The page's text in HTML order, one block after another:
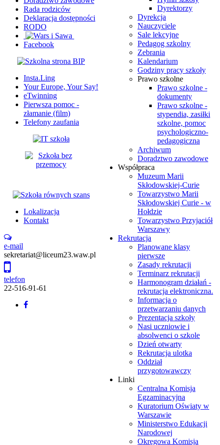
Dyrektorzy
Dyrekcja
Nauczyciele
Sale lekcyjne
Pedagog szkolny
Zebrania
Kalendarium
Godziny pracy szkoły
Prawo szkolne
Prawo szkolne -
dokumenty
Prawo szkolne -
stypendia, zasiłki
szkolne, pomoc
psychologiczno-
pedagogiczna
Archiwum
Doradztwo zawodowe
Współpraca
Muzeum Marii
Skłodowskiej-Curie
Towarzystwo Marii
Skłodowskiej Curie - w
Hołdzie
Towarzystwo Przyjaciół
Warszawy
Rekrutacja
Planowane klasy
pierwsze
Zasady rekrutacji
Terminarz rekrutacji
Harmonogram działań -
rekrutacja elektroniczna.
Informacja o
przetwarzaniu danych
Prezentacja szkoły
Nasi uczniowie i
absolwenci o szkole
Dzień otwarty
Rekrutacja ulotka
Oddział
przygotowawczy
Linki
Centralna Komisja
Egzaminacyjna
Kuratorium Oświaty w
Warszawie
Ministerstwo Edukacji
Narodowej
Okręgowa Komisja
Rada rodziców
Deklaracja dostępności
RODO
Facebook
Insta.Ling
Your Europe, Your Say!
eTwinning
Pierwsza pomoc -
złamanie (film)
Telefony zaufania
Lokalizacja
Kontakt
e-mail
sekretariat@liceum23.waw.pl
telefon
22-516-91-61
Back